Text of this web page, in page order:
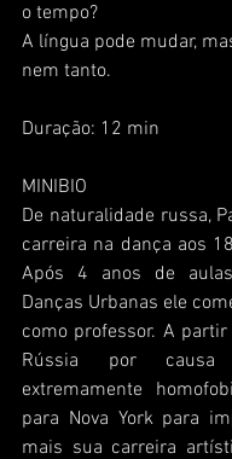
o tempo?
A língua pode mudar,
nem tanto.
Duração: 12 min
MINIBIO
De naturalidade russa,
carreira na dança aos
Após 4 anos de
Danças Urbanas ele
como professor. A
Rússia por causa
extremamente
para Nova York para
mais sua carreira